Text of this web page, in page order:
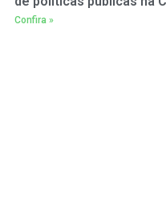
Confira »